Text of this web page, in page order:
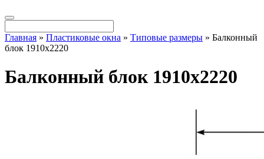
Главная » Пластиковые окна » Типовые размеры » Балконный
блок 1910х2220
Балконный блок 1910х2220